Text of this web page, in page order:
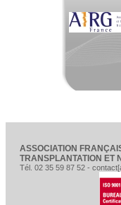
ASSOCIATION
TRANSPLANTATION ET
Tél. 02 35 59 87 52 -